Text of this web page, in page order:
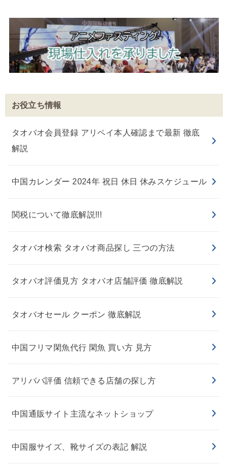
お役立ち情報
タオバオ会員登録 アリペイ本人確認まで最新 徹底
解説
中国カレンダー 2024年 祝日 休日 休みスケジュール
関税について徹底解説!!!
タオバオ検索 タオバオ商品探し 三つの方法
タオバオ評価見方 タオバオ店舗評価 徹底解説
タオバオセール クーポン 徹底解説
中国フリマ閑魚代行 閑魚 買い方 見方
アリババ評価 信頼できる店舗の探し方
中国通販サイト主流なネットショップ
中国服サイズ、靴サイズの表記 解説